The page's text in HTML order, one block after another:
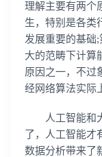
理解主要有两个
生，特别是各类
发展重要的基础
大的范畴下计算
原因之一，不过
经网络算法实际
人工智能和大
了，人工智能
数据分析带来了